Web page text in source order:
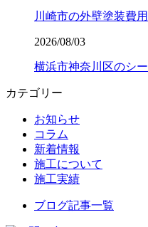
川崎市の外壁塗装費
2026/08/03
横浜市神奈川区のシ
カテゴリー
お知らせ
コラム
新着情報
施工について
施工実績
ブログ記事一覧